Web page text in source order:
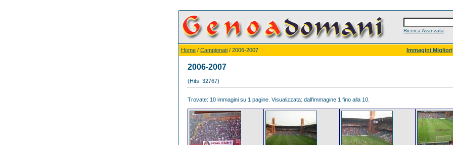
Ricerca Avanzata
Home / Campionati / 2006-2007 Immagini Migliori
2006-2007
(Hits: 32767)
Trovate: 10 immagini su 1 pagine. Visualizzata: dall'immagine 1 fino alla 10.